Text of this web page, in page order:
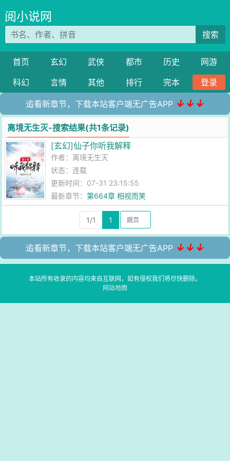
阅小说网
搜索
首页 玄幻 武侠 都市 历史
网游
科幻
言情 其他 排行 完本 登录
追看新章节，下载本站客户端无广告APP ↓↓↓
离境无生灭-搜索结果(共1条记录)
[玄幻]仙子你听我解释
作者： 离境无生灭
状态：连载
更新时间：07-31 23:15:55
最新章节：第664章 相视而笑
1/1 1
追看新章节，下载本站客户端无广告APP ↓↓↓
本站所有收录的内容均来自互联网，如有侵权我们将尽快删除。
网站地图